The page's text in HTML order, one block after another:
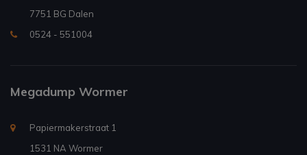
7751 BG Dalen
0524 - 551004
Megadump Wormer
Papiermakerstraat 1
1531 NA Wormer